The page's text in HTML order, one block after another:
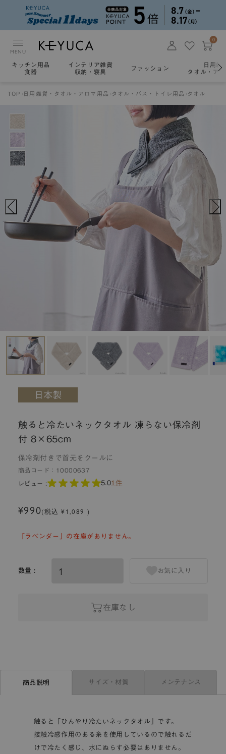
MENU
0
キッチン用品
食器
インテリア雑貨
収納・寝具
ファッション
日用雑
タオル・ア
TOP 日用雑貨・タオル・アロマ用品 タオル・バス・トイレ用品 タオル
触ると冷たいネックタオル 凍らない保冷剤
付 8×65cm
保冷剤付きで首元をクールに
商品コード： 10000637
レビュー : 5.01件
¥990(税込 ¥1,089 )
「ラベンダー」の在庫がありません。
数量 :
在庫なし
お気に入り
商品説明 サイズ・材質 メンテナンス
触ると「ひんやり冷たいネックタオル」です。
接触冷感作用のある糸を使用しているので触れるだ
けで冷たく感じ、水にぬらす必要はありません。